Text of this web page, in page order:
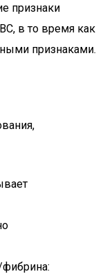
признаки
в то время как
признаками.